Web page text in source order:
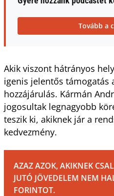
Tovább a
Akik viszont hátrányos
igenis jelentős támogatás
hozzájárulás. Kármán
jogosultak legnagyobb
teszik ki, akiknek jár a
kedvezmény.
AZAZ AZOK, AKIKNEK
JUTÓ JÖVEDELEM NEM
FORINTOT.